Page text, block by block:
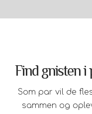
Find gnisten i
Som par vil de
sammen og